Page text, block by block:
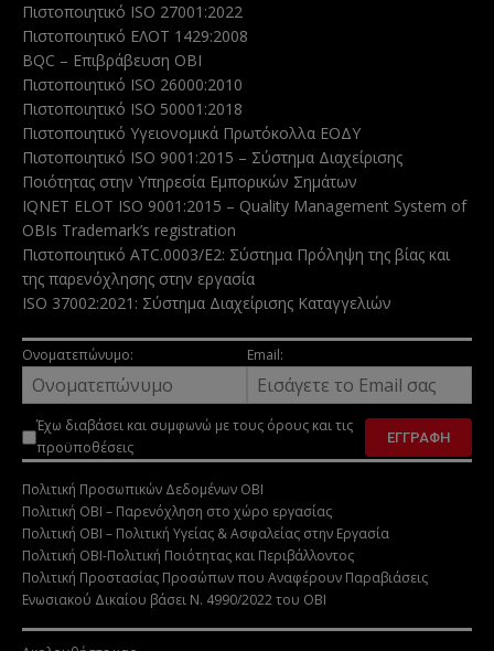
Πιστοποιητικό ISO 27001:2022
Πιστοποιητικό ΕΛΟΤ 1429:2008
BQC – Επιβράβευση ΟΒΙ
Πιστοποιητικό ISO 26000:2010
Πιστοποιητικό ISO 50001:2018
Πιστοποιητικό Υγειονομικά Πρωτόκολλα ΕΟΔΥ
Πιστοποιητικό ISO 9001:2015 – Σύστημα Διαχείρισης
Ποιότητας στην Υπηρεσία Εμπορικών Σημάτων
IQNET ELOT ISO 9001:2015 – Quality Management System of
OBIs Trademark’s registration
Πιστοποιητικό ATC.0003/E2: Σύστημα Πρόληψη της βίας και
της παρενόχλησης στην εργασία
ISO 37002:2021: Σύστημα Διαχείρισης Καταγγελιών
Ονοματεπώνυμο: Email:
Έχω διαβάσει και συμφωνώ με τους όρους και τις
προϋποθέσεις
Πολιτική Προσωπικών Δεδομένων ΟΒΙ
Πολιτική ΟΒΙ – Παρενόχληση στο χώρο εργασίας
Πολιτική ΟΒΙ – Πολιτική Υγείας & Ασφαλείας στην Εργασία
Πολιτική ΟΒΙ-Πολιτική Ποιότητας και Περιβάλλοντος
Πολιτική Προστασίας Προσώπων που Αναφέρουν Παραβιάσεις
Ενωσιακού Δικαίου βάσει Ν. 4990/2022 του ΟΒΙ